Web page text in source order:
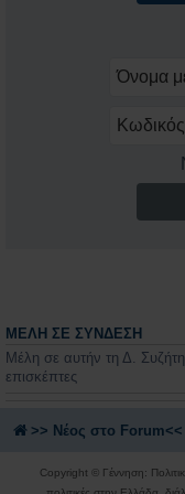
ΜΈΛΗ ΣΕ ΣΎΝΔΕΣΗ
Μέλη σε αυτήν τη Δ.
επισκέπτες
>> Nέος στο Forum<<
Copyright © Γέννηση: